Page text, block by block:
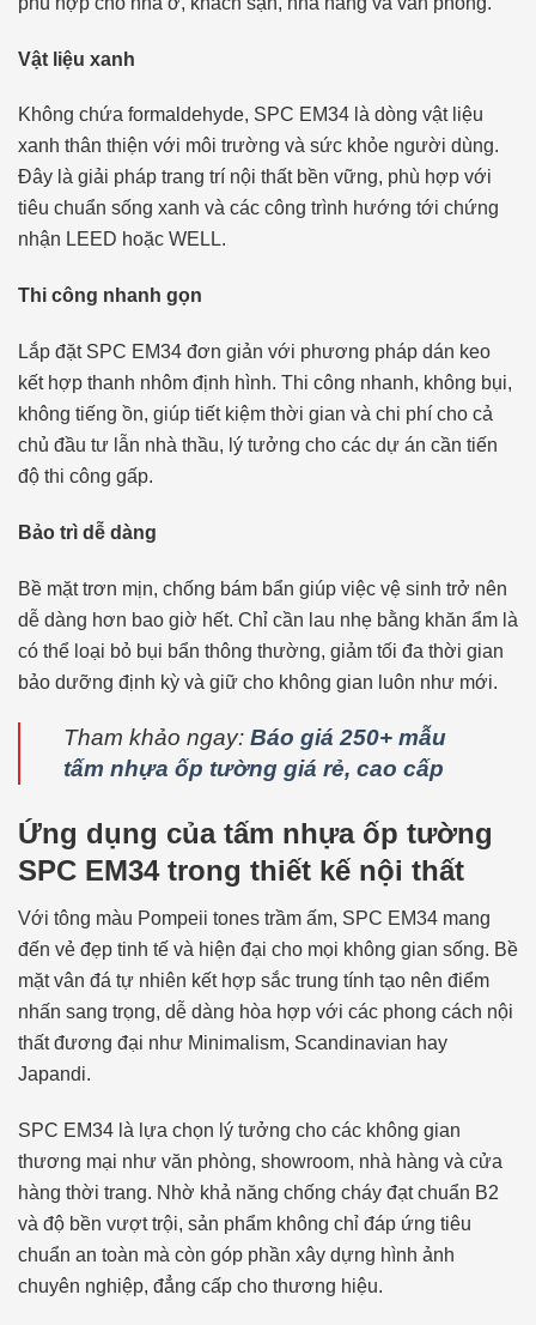
Vật liệu xanh
Không chứa formaldehyde, SPC EM34 là dòng vật liệu
xanh thân thiện với môi trường và sức khỏe người dùng.
Đây là giải pháp trang trí nội thất bền vững, phù hợp với
tiêu chuẩn sống xanh và các công trình hướng tới chứng
nhận LEED hoặc WELL.
Thi công nhanh gọn
Lắp đặt SPC EM34 đơn giản với phương pháp dán keo
kết hợp thanh nhôm định hình. Thi công nhanh, không bụi,
không tiếng ồn, giúp tiết kiệm thời gian và chi phí cho cả
chủ đầu tư lẫn nhà thầu, lý tưởng cho các dự án cần tiến
độ thi công gấp.
Bảo trì dễ dàng
Bề mặt trơn mịn, chống bám bẩn giúp việc vệ sinh trở nên
dễ dàng hơn bao giờ hết. Chỉ cần lau nhẹ bằng khăn ẩm là
có thể loại bỏ bụi bẩn thông thường, giảm tối đa thời gian
bảo dưỡng định kỳ và giữ cho không gian luôn như mới.
Tham khảo ngay: Báo giá 250+ mẫu
tấm nhựa ốp tường giá rẻ, cao cấp
Ứng dụng của tấm nhựa ốp tường
SPC EM34 trong thiết kế nội thất
Với tông màu Pompeii tones trầm ấm, SPC EM34 mang
đến vẻ đẹp tinh tế và hiện đại cho mọi không gian sống. Bề
mặt vân đá tự nhiên kết hợp sắc trung tính tạo nên điểm
nhấn sang trọng, dễ dàng hòa hợp với các phong cách nội
thất đương đại như Minimalism, Scandinavian hay
Japandi.
SPC EM34 là lựa chọn lý tưởng cho các không gian
thương mại như văn phòng, showroom, nhà hàng và cửa
hàng thời trang. Nhờ khả năng chống cháy đạt chuẩn B2
và độ bền vượt trội, sản phẩm không chỉ đáp ứng tiêu
chuẩn an toàn mà còn góp phần xây dựng hình ảnh
chuyên nghiệp, đẳng cấp cho thương hiệu.